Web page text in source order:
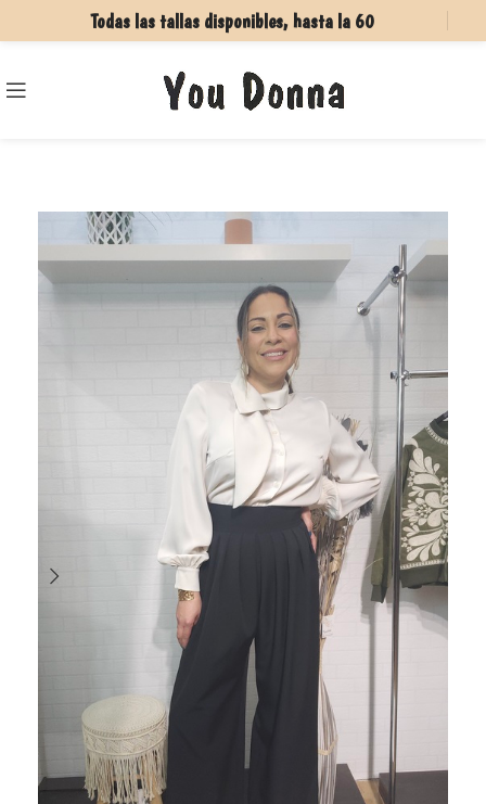
Todas las tallas disponibles, hasta la 60